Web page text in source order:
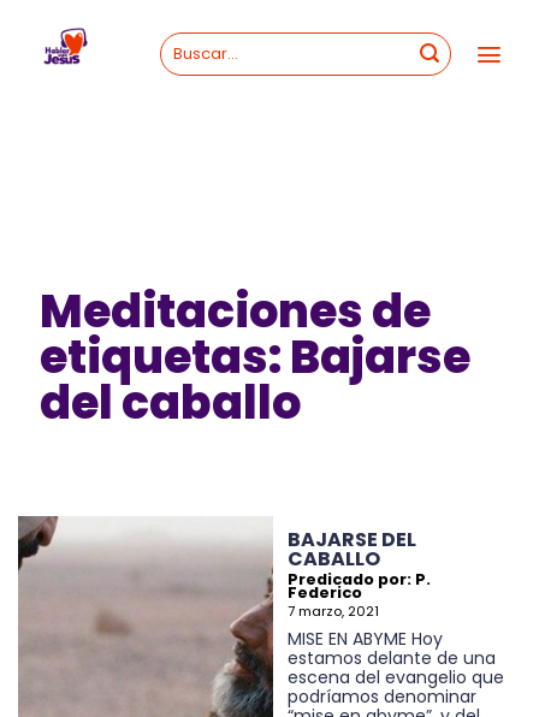
content
Meditaciones de
etiquetas: Bajarse
del caballo
BAJARSE DEL
CABALLO
Predicado por: P.
Federico
7 marzo, 2021
MISE EN ABYME Hoy
estamos delante de una
escena del evangelio que
podríamos denominar